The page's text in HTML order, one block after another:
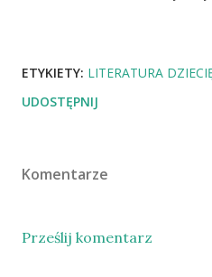
ETYKIETY: LITERATURA
UDOSTĘPNIJ
Komentarze
Prześlij komentarz